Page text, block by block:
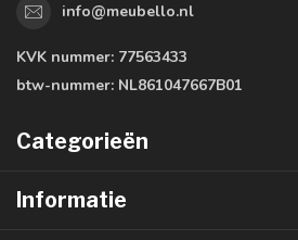
info@meubello.nl
KVK nummer: 77563433
btw-nummer: NL861047667B01
Categorieën
Informatie